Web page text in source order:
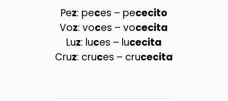
Pez: peces – pececito
Voz: voces – vocecita
Luz: luces – lucecita
Cruz: cruces – crucecita